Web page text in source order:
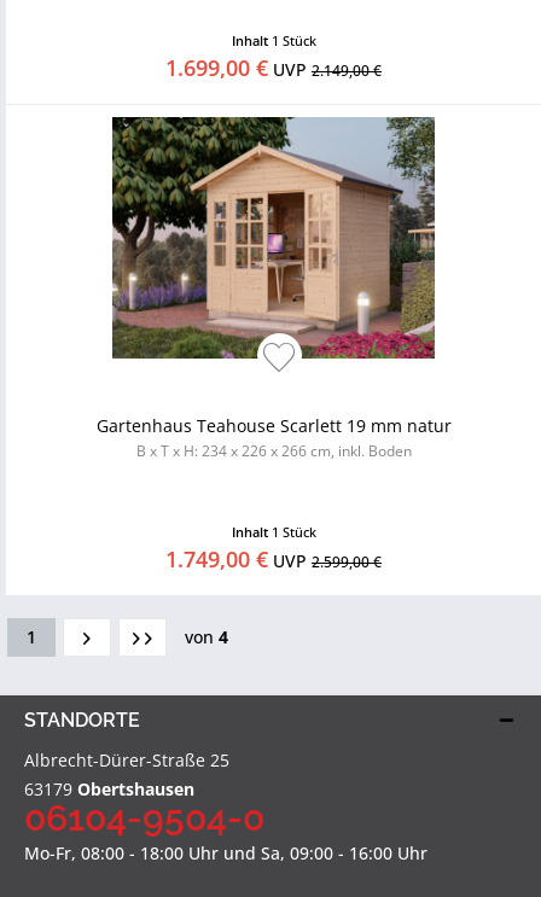
Inhalt 1 Stück
1.699,00 € UVP 2.149,00 €
Gartenhaus Teahouse Scarlett 19 mm natur
B x T x H: 234 x 226 x 266 cm, inkl. Boden
Inhalt 1 Stück
1.749,00 € UVP 2.599,00 €
1 von 4
STANDORTE
Albrecht-Dürer-Straße 25
63179 Obertshausen
06104-9504-0
Mo-Fr, 08:00 - 18:00 Uhr und Sa, 09:00 - 16:00 Uhr